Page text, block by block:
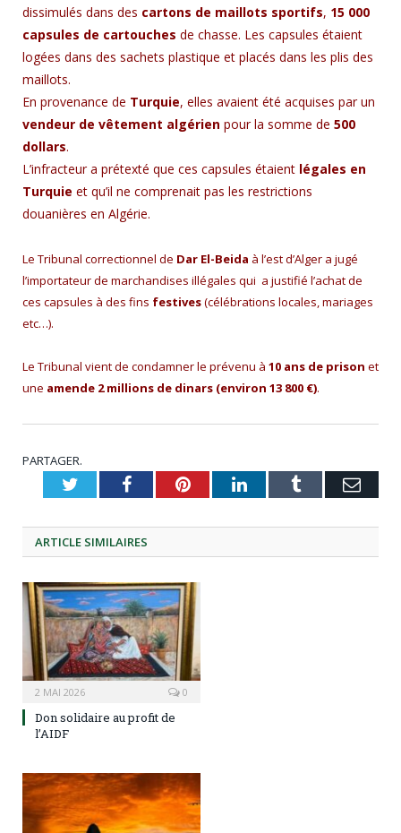
dissimulés dans des cartons de maillots sportifs, 15 000
capsules de cartouches de chasse. Les capsules étaient
logées dans des sachets plastique et placés dans les plis des
maillots.
En provenance de Turquie, elles avaient été acquises par un
vendeur de vêtement algérien pour la somme de 500
dollars.
L’infracteur a prétexté que ces capsules étaient légales en
Turquie et qu’il ne comprenait pas les restrictions
douanières en Algérie.
Le Tribunal correctionnel de Dar El-Beida à l’est d’Alger a jugé
l’importateur de marchandises illégales qui a justifié l’achat de
ces capsules à des fins festives(célébrations locales, mariages
etc…).
Le Tribunal vient de condamner le prévenu à 10 ans de prison et
une amende 2 millions de dinars (environ 13 800 €).
PARTAGER.
TwitterFacebookPinterestLinkedInTumblr
ARTICLE SIMILAIRES
2 MAI 2026 0
Don solidaire au profit de
l’AIDF